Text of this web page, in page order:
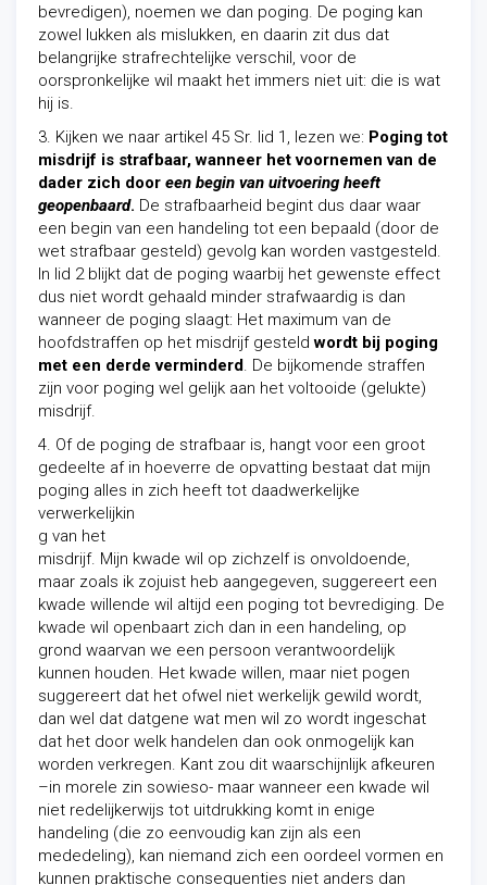
bevredigen), noemen we dan poging. De poging kan
zowel lukken als mislukken, en daarin zit dus dat
belangrijke strafrechtelijke verschil, voor de
oorspronkelijke wil maakt het immers niet uit: die is wat
hij is.
3. Kijken we naar artikel 45 Sr. lid 1, lezen we: Poging tot
misdrijf is strafbaar, wanneer het voornemen van de
dader zich door een begin van uitvoering heeft
geopenbaard. De strafbaarheid begint dus daar waar
een begin van een handeling tot een bepaald (door de
wet strafbaar gesteld) gevolg kan worden vastgesteld.
In lid 2 blijkt dat de poging waarbij het gewenste effect
dus niet wordt gehaald minder strafwaardig is dan
wanneer de poging slaagt: Het maximum van de
hoofdstraffen op het misdrijf gesteldwordt bij poging
met een derde verminderd. De bijkomende straffen
zijn voor poging wel gelijk aan het voltooide (gelukte)
misdrijf.
4. Of de poging de strafbaar is, hangt voor een groot
gedeelte af in hoeverre de opvatting bestaat dat mijn
poging alles in zich heeft tot daadwerkelijke
verwerkelijkin
g van het
misdrijf. Mijn kwade wil op zichzelf is onvoldoende,
maar zoals ik zojuist heb aangegeven, suggereert een
kwade willende wil altijd een poging tot bevrediging. De
kwade wil openbaart zich dan in een handeling, op
grond waarvan we een persoon verantwoordelijk
kunnen houden. Het kwade willen, maar niet pogen
suggereert dat het ofwel niet werkelijk gewild wordt,
dan wel dat datgene wat men wil zo wordt ingeschat
dat het door welk handelen dan ook onmogelijk kan
worden verkregen. Kant zou dit waarschijnlijk afkeuren
–in morele zin sowieso- maar wanneer een kwade wil
niet redelijkerwijs tot uitdrukking komt in enige
handeling (die zo eenvoudig kan zijn als een
mededeling), kan niemand zich een oordeel vormen en
kunnen praktische consequenties niet anders dan